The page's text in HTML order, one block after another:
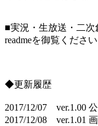
■実況・生放送・二次
readmeを御覧ください
◆更新履歴
2017/12/07 ver.1.00
2017/12/08 ver.1.01